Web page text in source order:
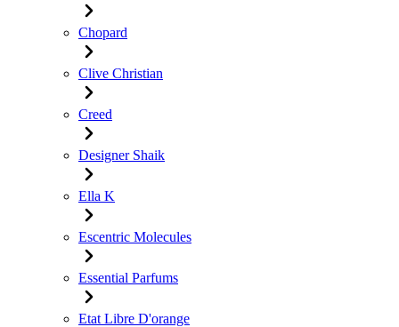
Chopard
Clive Christian
Creed
Designer Shaik
Ella K
Escentric Molecules
Essential Parfums
Etat Libre D'orange